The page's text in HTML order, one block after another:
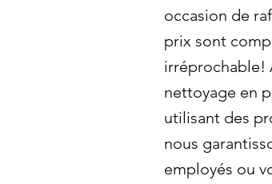
occasion de
prix sont
irréprochable!
nettoyage en
utilisant des
nous
employés ou